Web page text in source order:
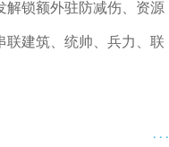
解锁额外驻防减伤、资源
建筑、统帅、兵力、联
· · ·